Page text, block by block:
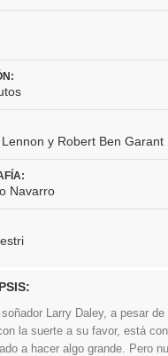
y Robert Ben Garant
Navarro
Larry Daley, a pesar
la suerte a su favor, está
a hacer algo grande. Pero